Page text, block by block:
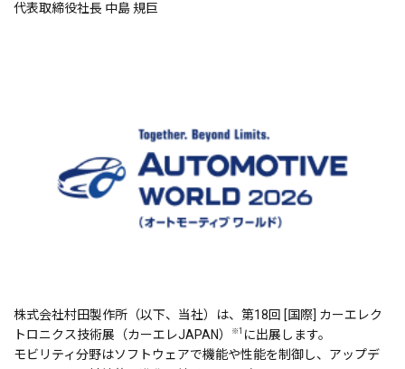
代表取締役社長 中島 規巨
株式会社村田製作所（以下、当社）は、第18回 [国際] カーエレク
トロニクス技術展（カーエレJAPAN）
※1 に出展します。
モビリティ分野はソフトウェアで機能や性能を制御し、アップデ